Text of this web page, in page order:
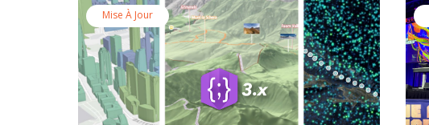
Mise À Jour